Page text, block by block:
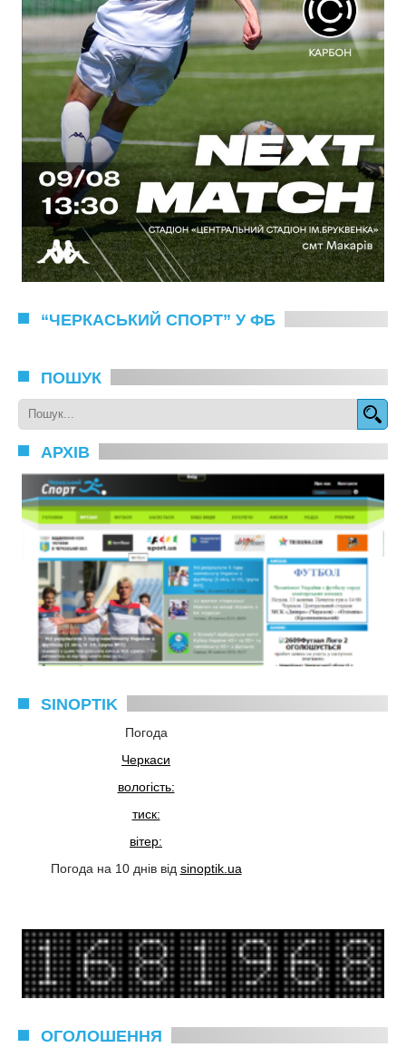
“ЧЕРКАСЬКИЙ СПОРТ” У ФБ
ПОШУК
АРХІВ
SINOPTIK
Погода
Черкаси
вологість:
тиск:
вітер:
Погода на 10 днів від sinoptik.ua
ОГОЛОШЕННЯ